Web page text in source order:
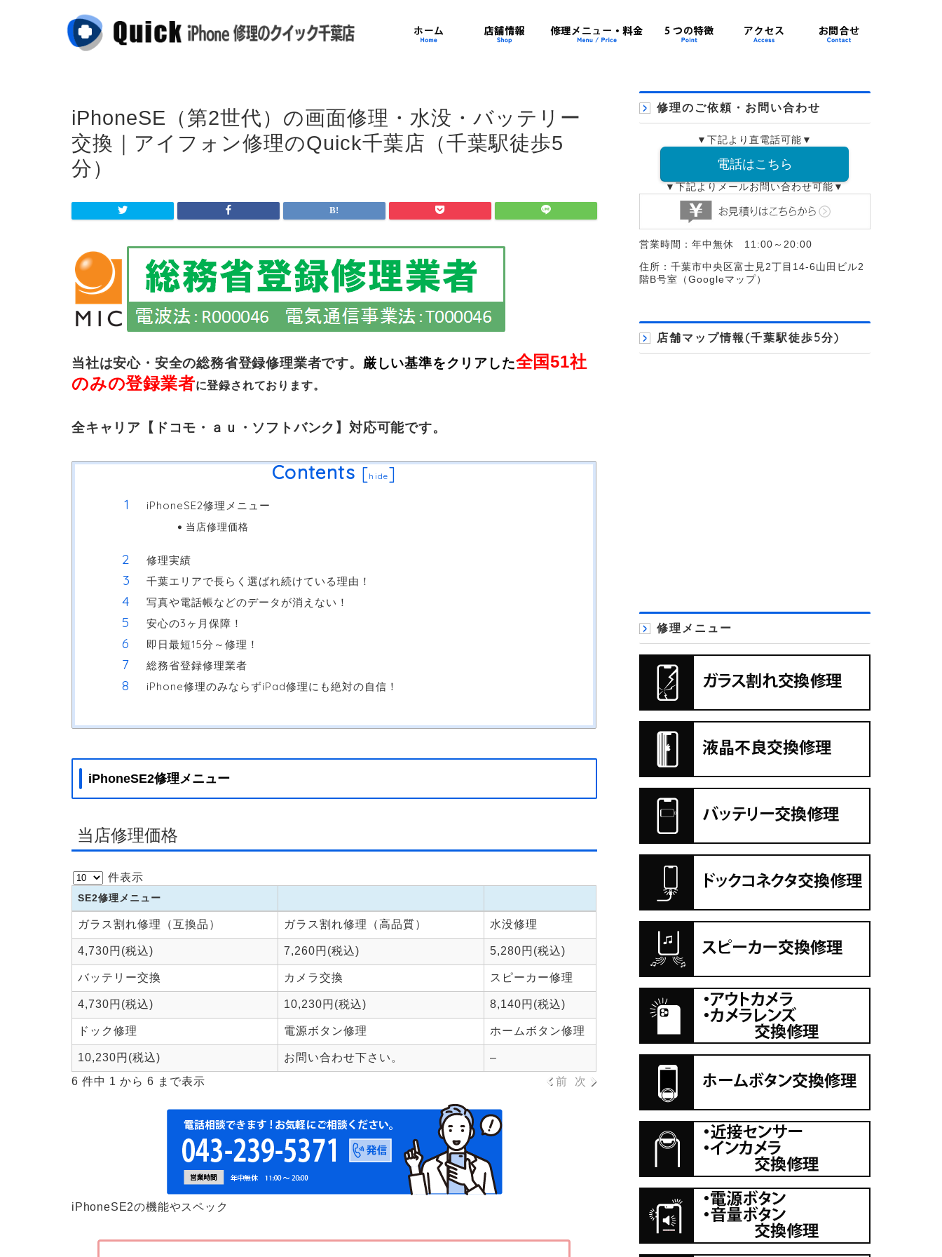
iPhoneSE（第2世代）の画面修理・水没・バッテリー
交換｜アイフォン修理のQuick千葉店（千葉駅徒歩5
分）
当社は安心・安全の総務省登録修理業者です。 厳しい基準をクリアした全国51社
のみの登録業者に登録されております。
全キャリア【ドコモ・ａｕ・ソフトバンク】対応可能です。
Contents [hide]
iPhoneSE2修理メニュー
当店修理価格
修理実績
千葉エリアで長らく選ばれ続けている理由！
写真や電話帳などのデータが消えない！
安心の3ヶ月保障！
即日最短15分～修理！
総務省登録修理業者
iPhone修理のみならずiPad修理にも絶対の自信！
iPhoneSE2修理メニュー
当店修理価格
件表示
SE2修理メニュー
SE2修理メニュー
ガラス割れ修理（互換品） ガラス割れ修理（高品質） 水没修理
4,730円(税込) 7,260円(税込) 5,280円(税込)
バッテリー交換 カメラ交換 スピーカー修理
4,730円(税込) 10,230円(税込) 8,140円(税込)
ドック修理 電源ボタン修理 ホームボタン修理
10,230円(税込) お問い合わせ下さい。
–
6 件中 1 から 6 まで表示
前 次
iPhoneSE2の機能やスペック
修理のご依頼・お問い合わせ
▼下記より直電話可能▼
電話はこちら
▼下記よりメールお問い合わせ可能▼
営業時間：年中無休 11:00～20:00
住所：千葉市中央区富士見2丁目14-6山田ビル2
階B号室（ Googleマップ ）
店舗マップ情報(千葉駅徒歩5分)
修理メニュー